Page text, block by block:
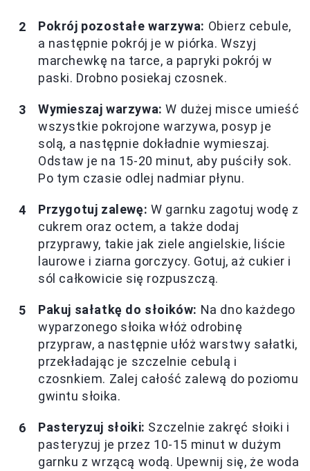
Pokrój pozostałe warzywa: Obierz cebule,
a następnie pokrój je w piórka. Wszyj
marchewkę na tarce, a papryki pokrój w
paski. Drobno posiekaj czosnek.
Wymieszaj warzywa: W dużej misce umieść
wszystkie pokrojone warzywa, posyp je
solą, a następnie dokładnie wymieszaj.
Odstaw je na 15-20 minut, aby puściły sok.
Po tym czasie odlej nadmiar płynu.
Przygotuj zalewę: W garnku zagotuj wodę z
cukrem oraz octem, a także dodaj
przyprawy, takie jak ziele angielskie, liście
laurowe i ziarna gorczycy. Gotuj, aż cukier i
sól całkowicie się rozpuszczą.
Pakuj sałatkę do słoików: Na dno każdego
wyparzonego słoika włóż odrobinę
przypraw, a następnie ułóż warstwy sałatki,
przekładając je szczelnie cebulą i
czosnkiem. Zalej całość zalewą do poziomu
gwintu słoika.
Pasteryzuj słoiki: Szczelnie zakręć słoiki i
pasteryzuj je przez 10-15 minut w dużym
garnku z wrzącą wodą. Upewnij się, że woda